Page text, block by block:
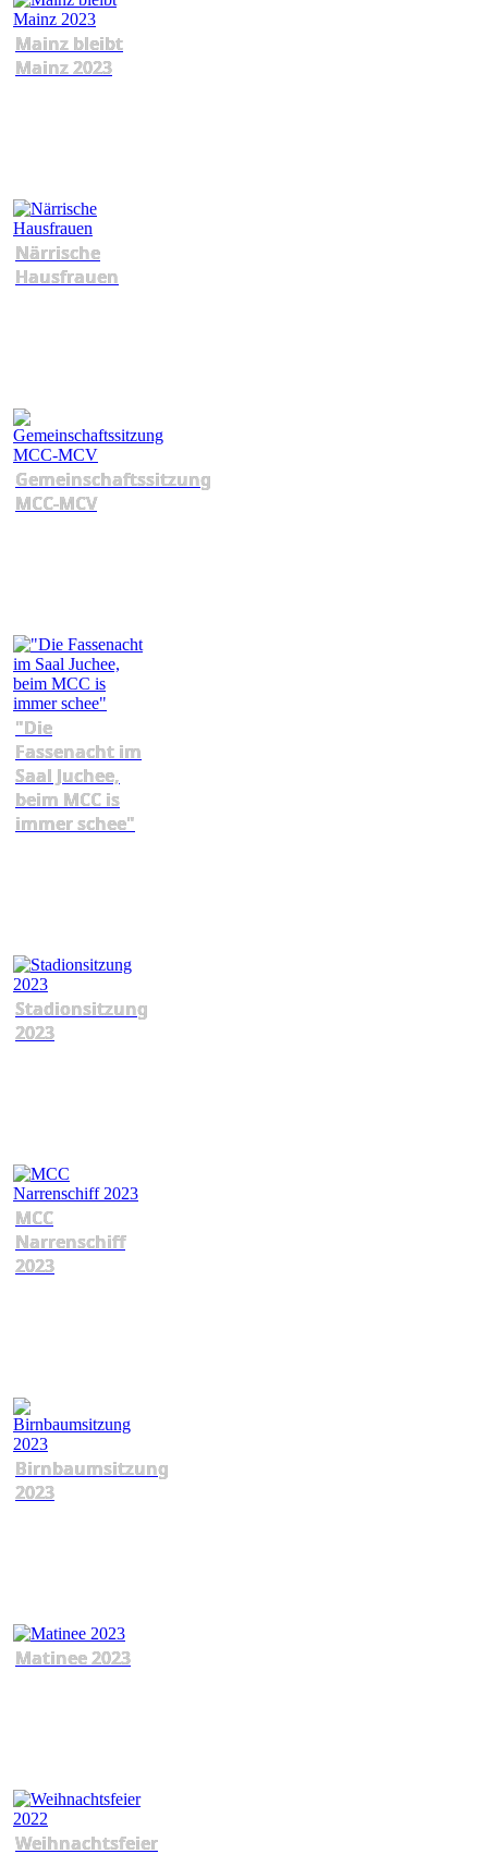
Mainz bleibt
Mainz 2023
Närrische
Hausfrauen
Gemeinschaftssitzung
MCC-MCV
"Die
Fassenacht im
Saal Juchee,
beim MCC is
immer schee"
Stadionsitzung
2023
MCC
Narrenschiff
2023
Birnbaumsitzung
2023
Matinee 2023
Weihnachtsfeier